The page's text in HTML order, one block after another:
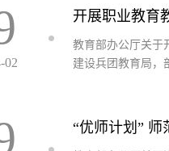
02
开展职业教育
教育部办公厅关于
建设兵团教育局
“优师计划” 师